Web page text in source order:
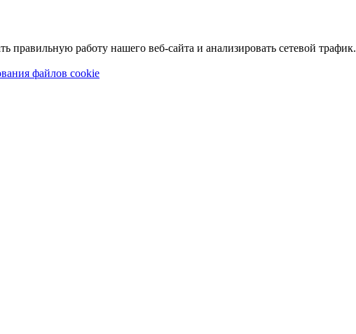
работу нашего веб-сайта и анализировать сетевой трафик.
файлов cookie